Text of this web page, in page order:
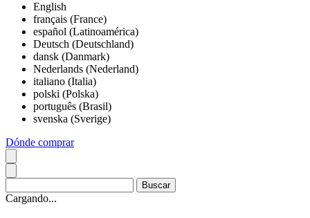
English
français (France)
español (Latinoamérica)
Deutsch (Deutschland)
dansk (Danmark)
Nederlands (Nederland)
italiano (Italia)
polski (Polska)
português (Brasil)
svenska (Sverige)
Dónde comprar
Cargando...